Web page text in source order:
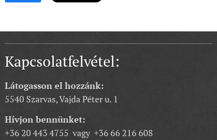
Kapcsolatfelvétel:
Látogasson el hozzánk:
5540 Szarvas, Vajda Péter u. 1
Hívjon bennünket:
+36 20 443 4755 vagy +36 66 216 608